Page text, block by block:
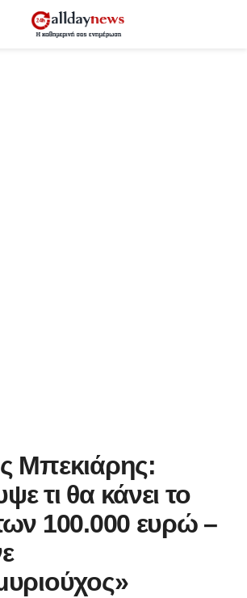
Μπεκιάρης:
τι θα κάνει το
100.000 ευρώ –